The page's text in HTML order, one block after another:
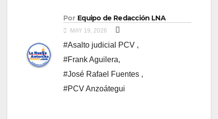
Por Equipo de Redacción LNA
MAY 19, 2026
#Asalto judicial PCV ​ ,
#Frank Aguilera,
#​José Rafael Fuentes ​ ,
#PCV Anzoátegui ​